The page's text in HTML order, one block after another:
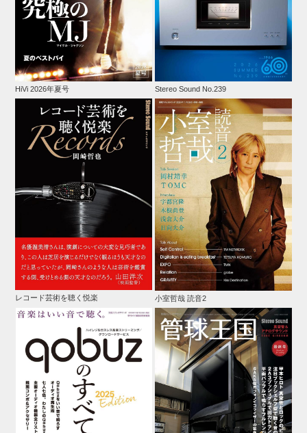
HiVi 2026年夏号 Stereo Sound No.239
レコード芸術を聴く悦楽 小室哲哉 読音2